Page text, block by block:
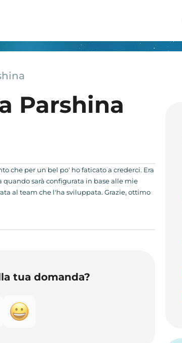
Parshina
che per un bel po' ho faticato a crederci. Era
sarà configurata in base alle mie
al team che l'ha sviluppata. Grazie, ottimo
tua domanda?